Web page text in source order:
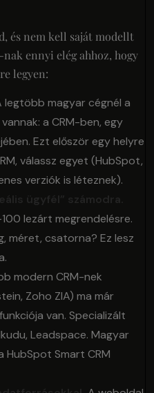
és nem kell saját modellt
ennyi elég ahhoz, hogy
legyen:
legtöbb magyar cégnél a
a CRM-ben, egy
Ezt először egy helyre
válassz egyet (HubSpot,
verziók is léteznek).
ügyfél” számodra.
lezárt megrendelésre.
méret, csatorna? Ez lesz
modern CRM-nek
Zoho ZIA) ma már
van. Specializált
Leadspace. Magyar
HubSpot Smart CRM